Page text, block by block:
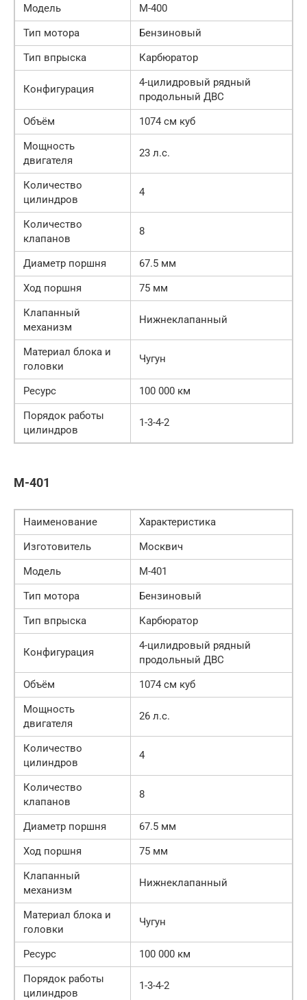
Модель
М-400
Тип мотора
Бензиновый
Тип впрыска
Карбюратор
Конфигурация
4-цилидровый рядный
продольный ДВС
Объём
1074 см куб
Мощность
двигателя
23 л.с.
Количество
цилиндров
4
Количество
клапанов
8
Диаметр поршня
67.5 мм
Ход поршня
75 мм
Клапанный
механизм
Нижнеклапанный
Материал блока и
головки
Чугун
Ресурс
100 000 км
Порядок работы
цилиндров
1-3-4-2
М-401
Наименование
Характеристика
Изготовитель
Москвич
Модель
М-401
Тип мотора
Бензиновый
Тип впрыска
Карбюратор
Конфигурация
4-цилидровый рядный
продольный ДВС
Объём
1074 см куб
Мощность
двигателя
26 л.с.
Количество
цилиндров
4
Количество
клапанов
8
Диаметр поршня
67.5 мм
Ход поршня
75 мм
Клапанный
механизм
Нижнеклапанный
Материал блока и
головки
Чугун
Ресурс
100 000 км
Порядок работы
цилиндров
1-3-4-2